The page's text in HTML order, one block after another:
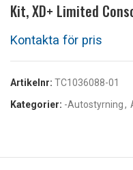
Kit, XD+ Limited
Artikelnr: TC1036088-01
Kategorier: -Autostyrning,